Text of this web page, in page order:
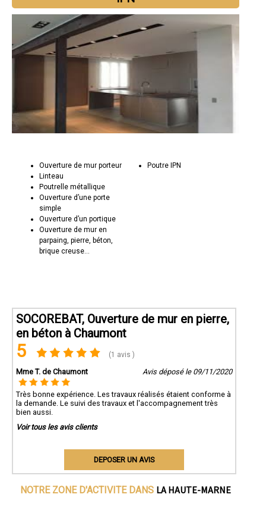
Ouverture de mur porteur
Linteau
Poutrelle métallique
Ouverture d’une porte
simple
Ouverture d’un portique
Ouverture de mur en
parpaing, pierre, béton,
brique creuse...
Poutre IPN
SOCOREBAT, Ouverture de mur en pierre,
en béton à Chaumont
5 (1 avis )
Mme T. de Chaumont Avis déposé le 09/11/2020
Très bonne expérience. Les travaux réalisés étaient conforme à
la demande. Le suivi des travaux et l'accompagnement très
bien aussi.
Voir tous les avis clients
DEPOSER UN AVIS
NOTRE ZONE D'ACTIVITE DANS LA HAUTE-MARNE